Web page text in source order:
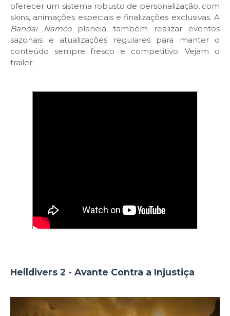
oferecer um sistema robusto de personalização, com
skins, animações especiais e finalizações exclusivas. A
Bandai Namcoplaneia também realizar eventos
sazonais e atualizações regulares para manter o
conteúdo sempre fresco e competitivo. Vejam o
trailer:
Helldivers 2 - Avante Contra a Injustiça